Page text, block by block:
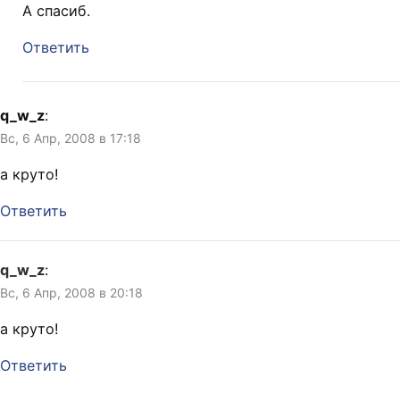
А спасиб.
Ответить
q_w_z:
Вс, 6 Апр, 2008 в 17:18
а круто!
Ответить
q_w_z:
Вс, 6 Апр, 2008 в 20:18
а круто!
Ответить